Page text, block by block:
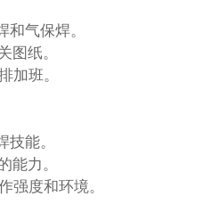
气保焊。
图纸。
加班。
能。
能力。
强度和环境。